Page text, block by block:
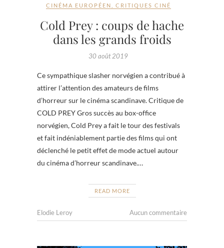
CINÉMA EUROPÉEN CRITIQUES CINÉ
Cold Prey : coups de hache
dans les grands froids
30 août 2019
Ce sympathique slasher norvégien a contribué à
attirer l’attention des amateurs de films
d’horreur sur le cinéma scandinave. Critique de
COLD PREY Gros succès au box-office
norvégien, Cold Prey a fait le tour des festivals
et fait indéniablement partie des films qui ont
déclenché le petit effet de mode actuel autour
du cinéma d’horreur scandinave.…
READ MORE
Elodie Leroy Aucun commentaire